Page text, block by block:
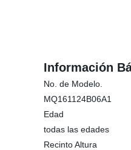
Información
No. de Modelo.
MQ161124B06A1
Edad
todas las edades
Recinto Altura